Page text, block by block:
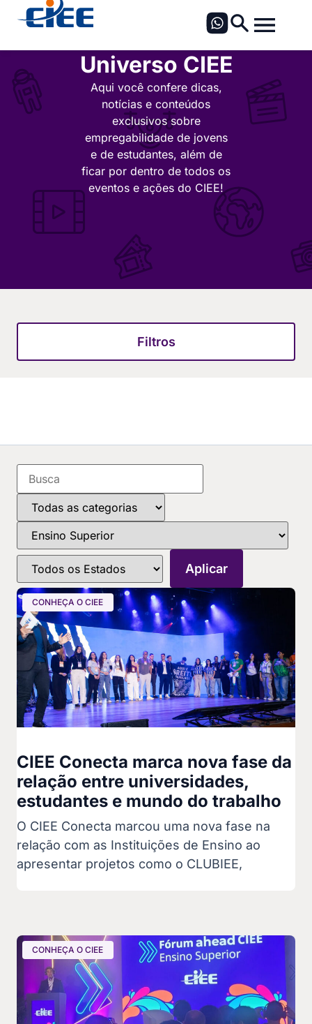
Universo CIEE
Aqui você confere dicas,
notícias e conteúdos
exclusivos sobre
empregabilidade de jovens
e de estudantes, além de
ficar por dentro de todos os
eventos e ações do CIEE!
Filtros
CONHEÇA O CIEE
CIEE Conecta marca nova fase da
relação entre universidades,
estudantes e mundo do trabalho
O CIEE Conecta marcou uma nova fase na
relação com as Instituições de Ensino ao
apresentar projetos como o CLUBIEE,
CONHEÇA O CIEE